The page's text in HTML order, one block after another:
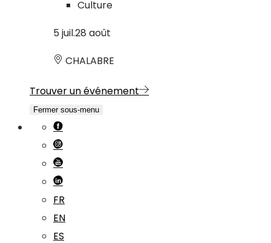
Culture
5 juil.28 août
CHALABRE
Trouver un événement
Fermer sous-menu
FR
EN
ES